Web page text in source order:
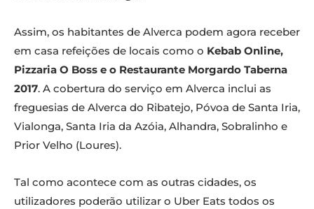
Assim, os habitantes de Alverca podem agora receber
em casa refeições de locais como o Kebab Online,
Pizzaria O Boss e o Restaurante Morgardo Taberna
2017. A cobertura do serviço em Alverca inclui as
freguesias de Alverca do Ribatejo, Póvoa de Santa Iria,
Vialonga, Santa Iria da Azóia, Alhandra, Sobralinho e
Prior Velho (Loures).
Tal como acontece com as outras cidades, os
utilizadores poderão utilizar o Uber Eats todos os